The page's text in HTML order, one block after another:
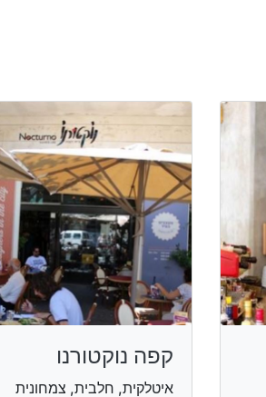
קפה נוקטורנו
איטלקית, חלבית, צמחונית